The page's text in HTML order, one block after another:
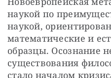
наукой по
наукой,
математические и
образцы. Осознание
существования
стало началом